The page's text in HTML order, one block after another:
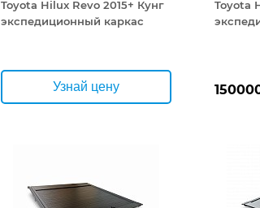
Toyota Hilux Revo 2015+ Кунг
экспедиционный каркас
Узнай цену
Toyota